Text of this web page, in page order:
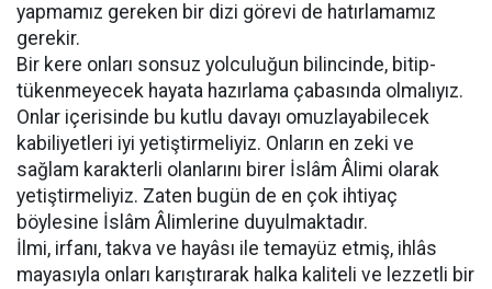
yapmamız gereken bir dizi görevi de hatırlamamız
gerekir.
Bir kere onları sonsuz yolculuğun bilincinde, bitip-
tükenmeyecek hayata hazırlama çabasında olmalıyız.
Onlar içerisinde bu kutlu davayı omuzlayabilecek
kabiliyetleri iyi yetiştirmeliyiz. Onların en zeki ve
sağlam karakterli olanlarını birer İslâm Âlimi olarak
yetiştirmeliyiz. Zaten bugün de en çok ihtiyaç
böylesine İslâm Âlimlerine duyulmaktadır.
İlmi, irfanı, takva ve hayâsı ile temayüz etmiş, ihlâs
mayasıyla onları karıştırarak halka kaliteli ve lezzetli bir